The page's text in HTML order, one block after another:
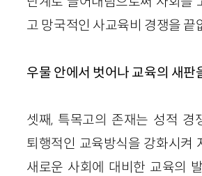
고 망국적인 사교육비 경쟁을 끝
우물 안에서 벗어나 교육의 새판
셋째, 특목고의 존재는 성적 경
퇴행적인 교육방식을 강화시켜
새로운 사회에 대비한 교육의